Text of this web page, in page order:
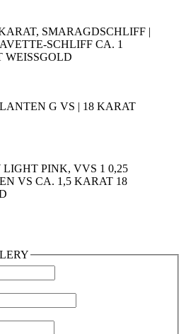
SMARAGDSCHLIFF |
SCHLIFF CA. 1
WEISSGOLD
G VS | 18 KARAT
PINK, VVS 1 0,25
VS CA. 1,5 KARAT 18